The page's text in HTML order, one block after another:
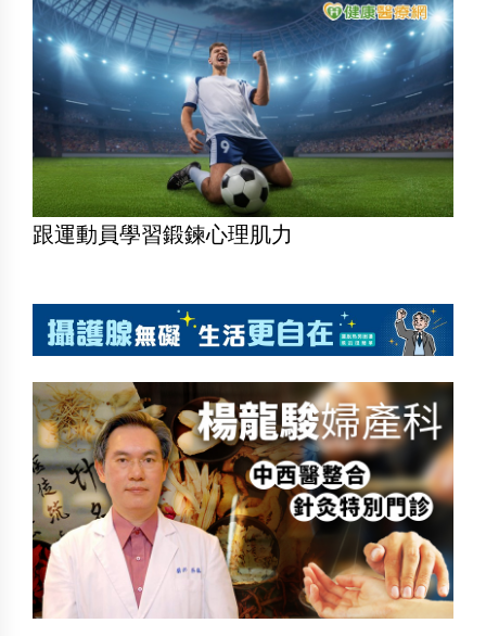
跟運動員學習鍛鍊心理肌力